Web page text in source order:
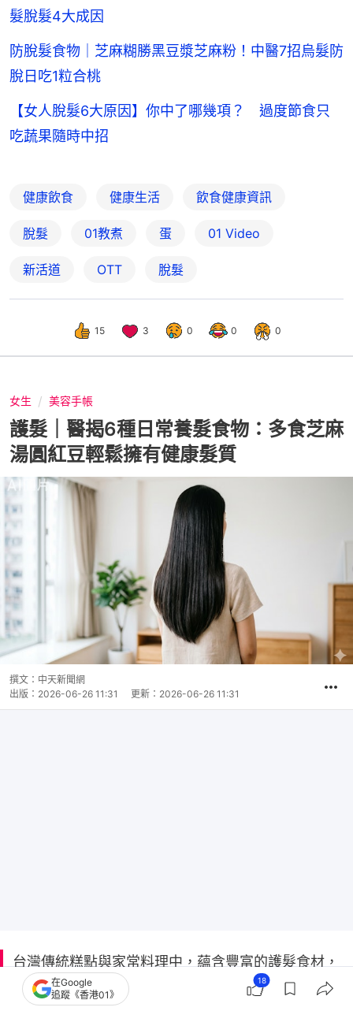
髮脫髮4大成因
防脫髮食物｜芝麻糊勝黑豆漿芝麻粉！中醫7招烏髮防
脫日吃1粒合桃
【女人脫髮6大原因】你中了哪幾項？ 過度節食只
吃蔬果隨時中招
健康飲食 健康生活 飲食健康資訊
脫髮 01教煮 蛋 01 Video
新活道 OTT 脫髮
15 3 0 0 0
女生 美容手帳
護髮｜醫揭6種日常養髮食物：多食芝麻
湯圓紅豆輕鬆擁有健康髮質
撰文： 中天新聞網
出版： 2026-06-26 11:31 更新： 2026-06-26 11:31
台灣傳統糕點與家常料理中，蘊含豐富的護髮食材，
從芝麻湯圓、海苔零食到滷豬腳、紅豆湯，日常飲食
在Google
追蹤《香港01》
18